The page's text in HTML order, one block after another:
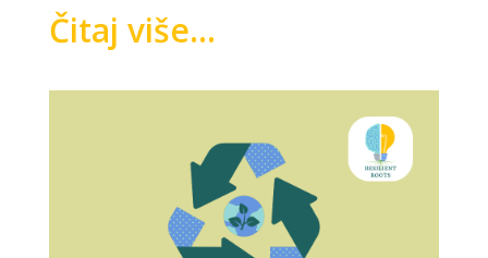
Čitaj više...